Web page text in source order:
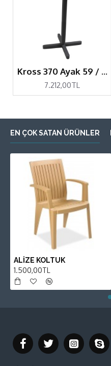
Kross 370 Ayak 59 / 69
7.212,00TL
EN ÇOK SATAN ÜRÜNLER
ALİZE KOLTUK
1.500,00TL